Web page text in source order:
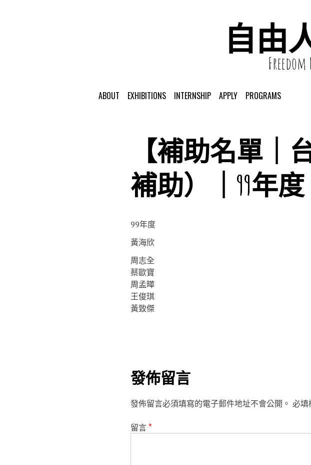
自由
ABOUT EXHIBITIONS INTERNSHIP APPLY PROGRAMS
【補助名單｜
補助）｜99年
99年度
黃海欣
周志全
蔡歐寶
周孟曄
王俊琪
黃致傑
發佈留言
發佈留言必須填寫的電子郵件地址不會公開。 必填
留言*